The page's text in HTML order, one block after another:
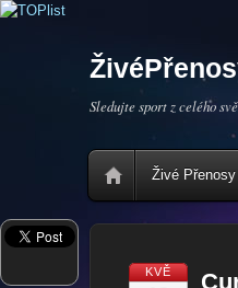
Sledujte sport z celého
Živé Přenosy
KVĚ